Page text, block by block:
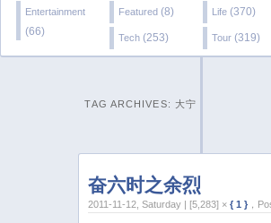
Entertainment
(66)
Featured (8) Life (370)
Tech (253) Tour (319)
TAG ARCHIVES: 大宁
奋六时之余烈
2011-11-12, Saturday | [5,283] ×{ 1 } ，